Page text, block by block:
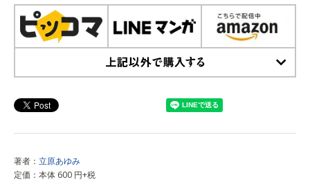
著者： 立原あゆみ
定価：本体 600 円+税